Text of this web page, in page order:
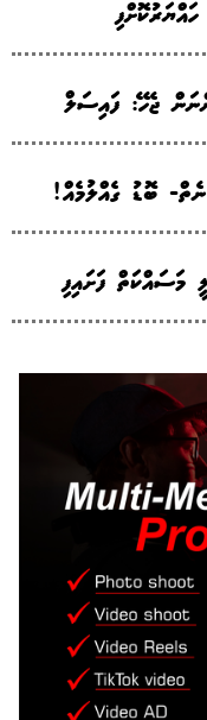
ޖެހޭ: ފައިސަލް
ބޮޑު ގެއްލުމެއް!
މަސައްކަތް ފަށައިފި